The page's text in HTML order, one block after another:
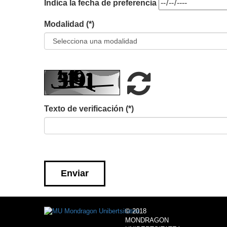
Indíca la fecha de preferencia
Modalidad (*)
CAPTCHA
Texto de verificación (*)
© 2018
MONDRAGON